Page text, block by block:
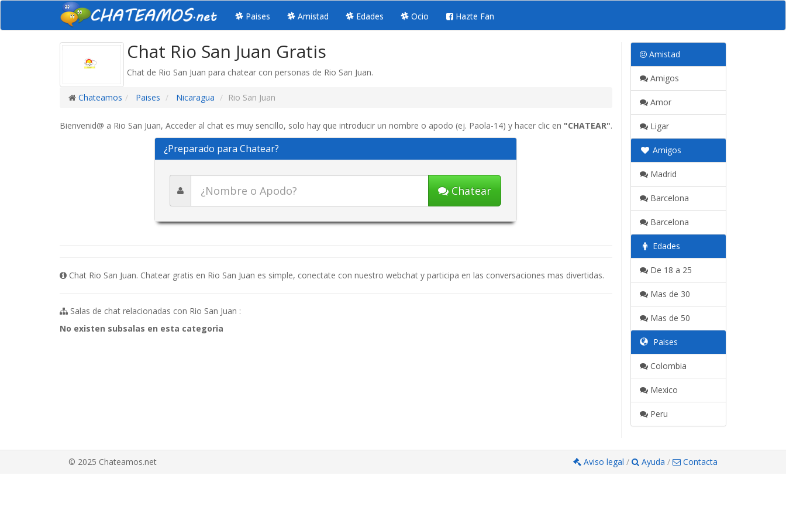
Paises Amistad Edades Ocio Hazte Fan
Chat Rio San Juan Gratis
Chat de Rio San Juan para chatear con personas de Rio San Juan.
Chateamos Paises Nicaragua Rio San Juan
Bienvenid@ a Rio San Juan, Acceder al chat es muy sencillo, solo hay que introducir un nombre o apodo (ej. Paola-14) y hacer clic en "CHATEAR".
¿Preparado para Chatear?
Chatear
Chat Rio San Juan. Chatear gratis en Rio San Juan es simple, conectate con nuestro webchat y participa en las conversaciones mas divertidas.
Salas de chat relacionadas con Rio San Juan :
No existen subsalas en esta categoria
Amistad
Amigos
Amor
Ligar
Amigos
Madrid
Barcelona
Barcelona
Edades
De 18 a 25
Mas de 30
Mas de 50
Paises
Colombia
Mexico
Peru
© 2025 Chateamos.net Aviso legal / Ayuda / Contacta